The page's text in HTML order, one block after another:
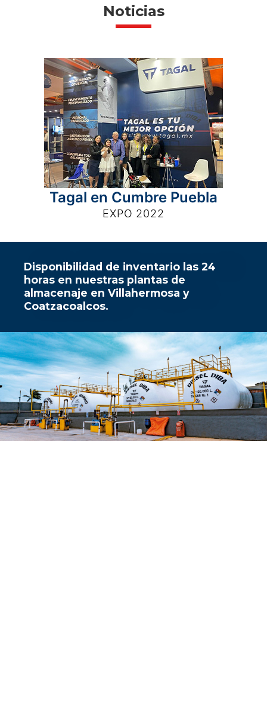
Noticias
Tagal en Cumbre Puebla
EXPO 2022
Disponibilidad de inventario las 24
horas en nuestras plantas de
almacenaje en Villahermosa y
Coatzacoalcos.